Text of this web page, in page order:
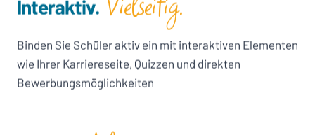
Interaktiv.
Binden Sie Schüler aktiv ein mit interaktiven Elementen
wie Ihrer Karriereseite, Quizzen und direkten
Bewerbungsmöglichkeiten